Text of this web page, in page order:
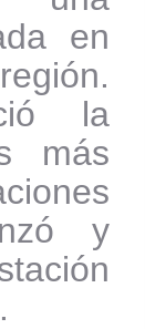
en
la
más
y